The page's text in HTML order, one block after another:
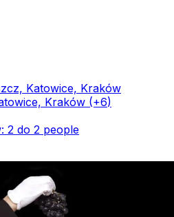
Katowice, Kraków
Kraków (+6)
2 do 2 people